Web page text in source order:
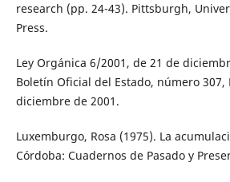
research (pp. 24-43). Pittsburgh,
Press.
Ley Orgánica 6/2001, de 21 de
Boletín Oficial del Estado, número 307,
diciembre de 2001.
Luxemburgo, Rosa (1975). La
Córdoba: Cuadernos de Pasado y